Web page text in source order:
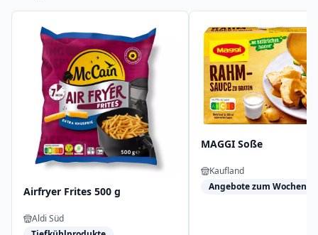
Airfryer Frites 500 g
Aldi Süd
MAGGI Soße
Kaufland
Angebote zum